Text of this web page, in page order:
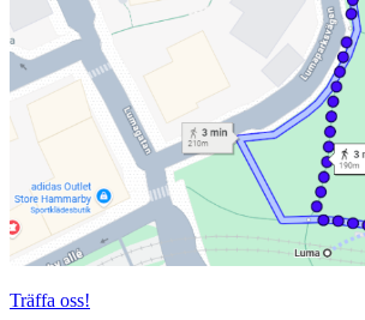
Träffa oss!